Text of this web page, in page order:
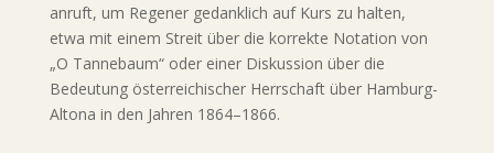
anruft, um Regener gedanklich auf Kurs zu halten,
etwa mit einem Streit über die korrekte Notation von
„O Tannebaum“ oder einer Diskussion über die
Bedeutung österreichischer Herrschaft über Hamburg-
Altona in den Jahren 1864–1866.